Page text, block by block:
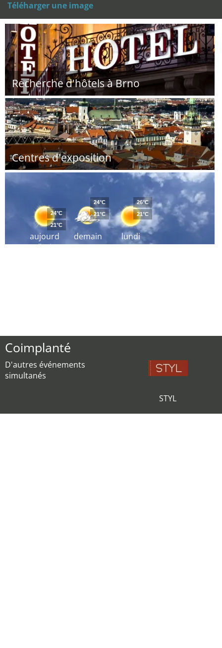
Téléharger une image
Recherche d'hôtels à Brno
Centres d'exposition
aujourd
´hui
24°C
21°C
demain
24°C
21°C
lundi
26°C
21°C
Coimplanté
D'autres événements
simultanés
STYL